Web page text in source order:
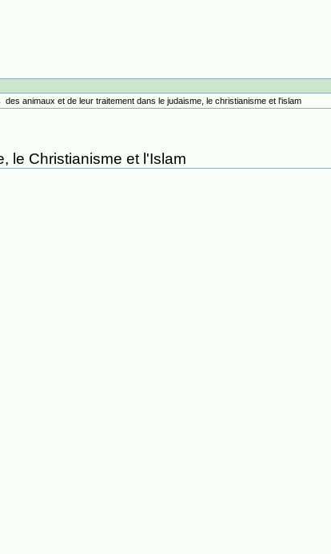
des animaux et de leur traitement dans le judaisme, le christianisme et l'islam
le Christianisme et l'Islam